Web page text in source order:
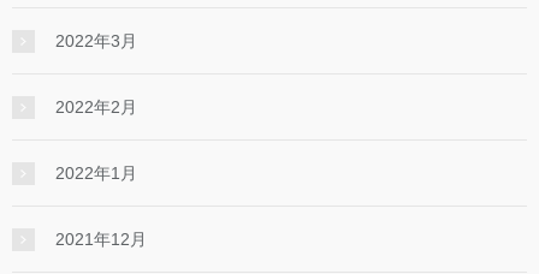
2022年3月
2022年2月
2022年1月
2021年12月